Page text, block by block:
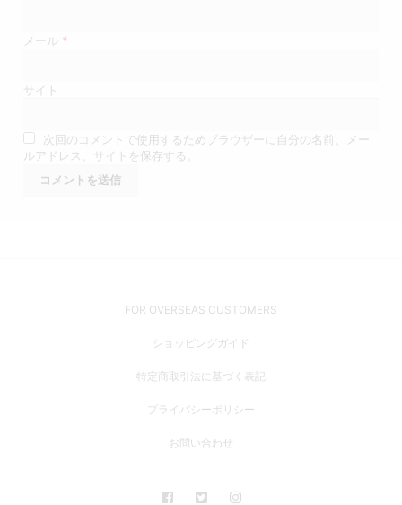
メール *
サイト
次回のコメントで使用するためブラウザーに自分の名前、メー
ルアドレス、サイトを保存する。
FOR OVERSEAS CUSTOMERS
ショッピングガイド
特定商取引法に基づく表記
プライバシーポリシー
お問い合わせ